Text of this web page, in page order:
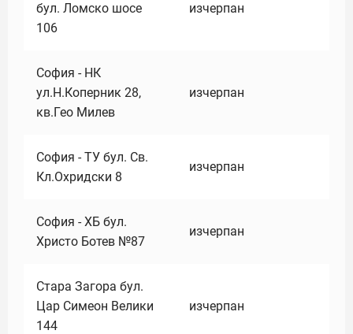
бул. Ломско шосе
106
изчерпан
София - НК
ул.Н.Коперник 28,
кв.Гео Милев
изчерпан
София - ТУ бул. Св.
Кл.Охридски 8
изчерпан
София - ХБ бул.
Христо Ботев №87
изчерпан
Стара Загора бул.
Цар Симеон Велики
144
изчерпан